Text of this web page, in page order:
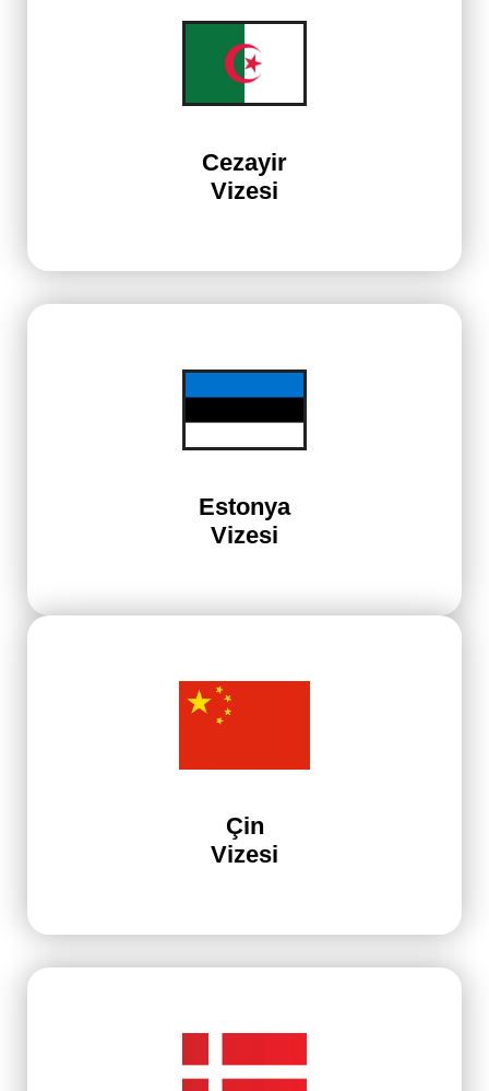
Cezayir
Vizesi
Estonya
Vizesi
Çin
Vizesi